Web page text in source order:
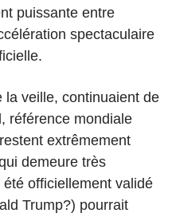
puissante entre
spectaculaire
veille, continuaient de
référence mondiale
extrêmement
demeure très
officiellement validé
Trump?) pourrait